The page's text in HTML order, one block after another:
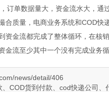
订单数据量大，资金流水大，通
质量，电商业务系统和COD快
金流都完成了整体循环，在核
流至少其中一个没有完成业务
news/detail/406
COD货到付款、cod快递公司